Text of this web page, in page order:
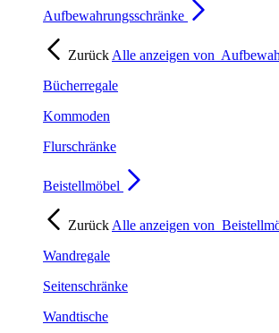
Aufbewahrungsschränke
Zurück Alle anzeigen von
Bücherregale
Kommoden
Flurschränke
Beistellmöbel
Zurück Alle anzeigen von
Wandregale
Seitenschränke
Wandtische